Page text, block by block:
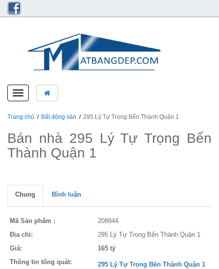
Toggle
navigation
Trang chủ Bất động sản 295 Lý Tự Trọng Bến Thành Quận 1
Bán nhà 295 Lý Tự Trọng Bến
Thành Quận 1
Chung Bình luận
Mã Sản phẩm :
208944
Địa chỉ:
295 Lý Tự Trọng Bến Thành Quận 1
Giá:
165 tỷ
Thông tin tổng quát:
295 Lý Tự Trọng Bến Thành Quận 1